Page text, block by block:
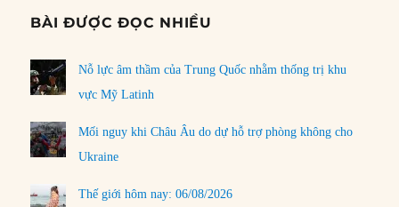
BÀI ĐƯỢC ĐỌC NHIỀU
Nỗ lực âm thầm của Trung Quốc nhằm thống trị khu
vực Mỹ Latinh
Mối nguy khi Châu Âu do dự hỗ trợ phòng không cho
Ukraine
Thế giới hôm nay: 06/08/2026